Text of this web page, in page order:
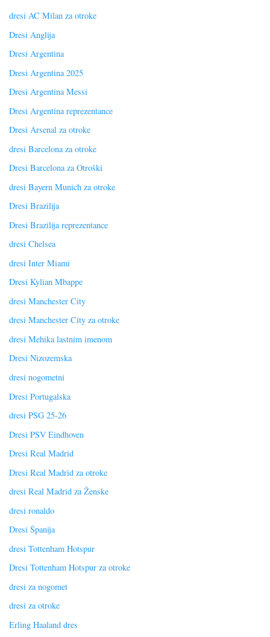
dresi AC Milan za otroke
Dresi Anglija
Dresi Argentina
Dresi Argentina 2025
Dresi Argentina Messi
Dresi Argentina reprezentance
Dresi Arsenal za otroke
dresi Barcelona za otroke
Dresi Barcelona za Otroški
dresi Bayern Munich za otroke
Dresi Brazilija
Dresi Brazilija reprezentance
dresi Chelsea
dresi Inter Miami
Dresi Kylian Mbappe
dresi Manchester City
dresi Manchester City za otroke
dresi Mehika lastnim imenom
Dresi Nizozemska
dresi nogometni
Dresi Portugalska
dresi PSG 25-26
Dresi PSV Eindhoven
Dresi Real Madrid
Dresi Real Madrid za otroke
dresi Real Madrid za Ženske
dresi ronaldo
Dresi Španija
dresi Tottenham Hotspur
Dresi Tottenham Hotspur za otroke
dresi za nogomet
dresi za otroke
Erling Haaland dres